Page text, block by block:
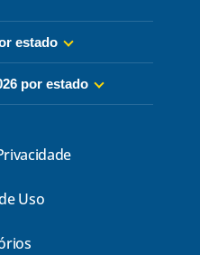
estado
por estado
Uso